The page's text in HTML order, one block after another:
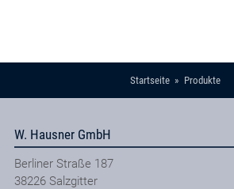
Startseite Produkte
W. Hausner GmbH
Berliner Straße 187
38226 Salzgitter